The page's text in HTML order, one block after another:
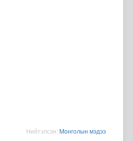
Нийтэлсэн: Moнголын мэдээ